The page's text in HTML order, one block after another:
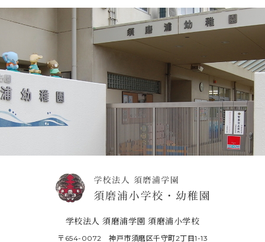
学校法人 須磨浦学園 須磨浦小学校
〒654-0072 神戸市須磨区千守町2丁目1-13